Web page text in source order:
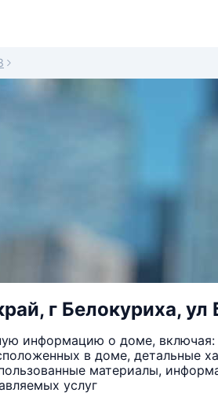
г Белокуриха,
информацию о доме, включая:
в доме, детальные
материалы,
услуг